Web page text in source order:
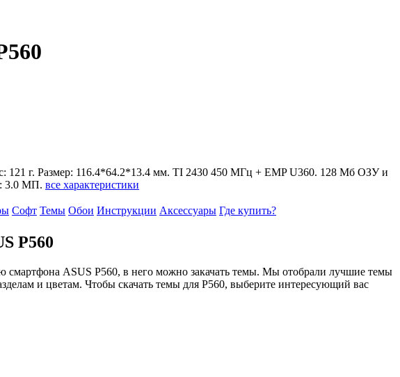
121 г. Размер: 116.4*64.2*13.4 мм. ТI 2430 450 МГц + EMP U360. 128 Мб ОЗУ и
3.0 МП. все характеристики
Софт Темы Обои Инструкции Аксессуары Где купить?
P560
смартфона ASUS P560, в него можно закачать темы. Мы отобрали лучшие темы
и цветам. Чтобы скачать темы для P560, выберите интересующий вас